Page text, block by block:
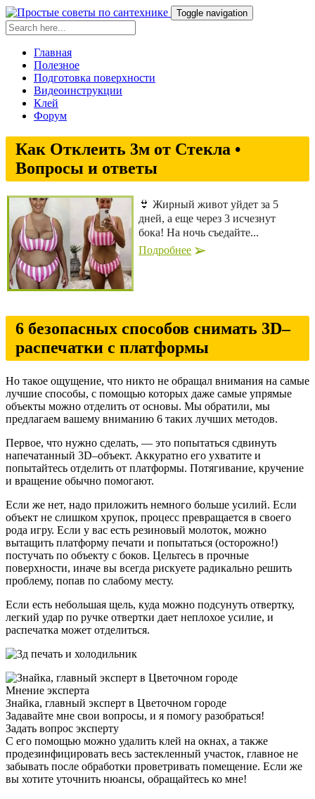
Toggle navigation
Главная
Полезное
Подготовка поверхности
Видеоинструкции
Клей
Форум
Как Отклеить 3м от Стекла •
Вопросы и ответы
👙 Жирный живот уйдет за 5
дней, а еще через 3 исчезнут
бока! На ночь съедайте...
Подробнее
6 безопасных способов снимать 3D–
распечатки с платформы
Но такое ощущение, что никто не обращал внимания на самые
лучшие способы, с помощью которых даже самые упрямые
объекты можно отделить от основы. Мы обратили, мы
предлагаем вашему вниманию 6 таких лучших методов.
Первое, что нужно сделать, — это попытаться сдвинуть
напечатанный 3D–объект. Аккуратно его ухватите и
попытайтесь отделить от платформы. Потягивание, кручение
и вращение обычно помогают.
Если же нет, надо приложить немного больше усилий. Если
объект не слишком хрупок, процесс превращается в своего
рода игру. Если у вас есть резиновый молоток, можно
вытащить платформу печати и попытаться (осторожно!)
постучать по объекту с боков. Цельтесь в прочные
поверхности, иначе вы всегда рискуете радикально решить
проблему, попав по слабому месту.
Если есть небольшая щель, куда можно подсунуть отвертку,
легкий удар по ручке отвертки дает неплохое усилие, и
распечатка может отделиться.
Мнение эксперта
Знайка, главный эксперт в Цветочном городе
Задавайте мне свои вопросы, и я помогу разобраться!
Задать вопрос эксперту
С его помощью можно удалить клей на окнах, а также
продезинфицировать весь застекленный участок, главное не
забывать после обработки проветривать помещение. Если же
вы хотите уточнить нюансы, обращайтесь ко мне!